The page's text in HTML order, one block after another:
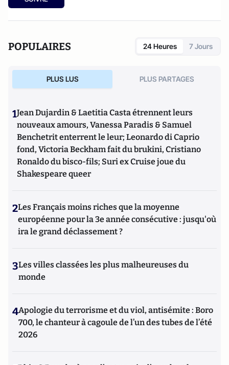
POPULAIRES 24 Heures 7 Jours
PLUS LUS PLUS PARTAGES
1Jean Dujardin & Laetitia Casta étrennent leurs
nouveaux amours, Vanessa Paradis & Samuel
Benchetrit enterrent le leur; Leonardo di Caprio
fond, Victoria Beckham fait du brukini, Cristiano
Ronaldo du bisco-fils; Suri ex Cruise joue du
Shakespeare queer
2Les Français moins riches que la moyenne
européenne pour la 3e année consécutive : jusqu'où
ira le grand déclassement ?
3Les villes classées les plus malheureuses du
monde
4Apologie du terrorisme et du viol, antisémite : Boro
700, le chanteur à cagoule de l’un des tubes de l’été
2026